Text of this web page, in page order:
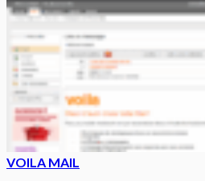
VOILA MAIL